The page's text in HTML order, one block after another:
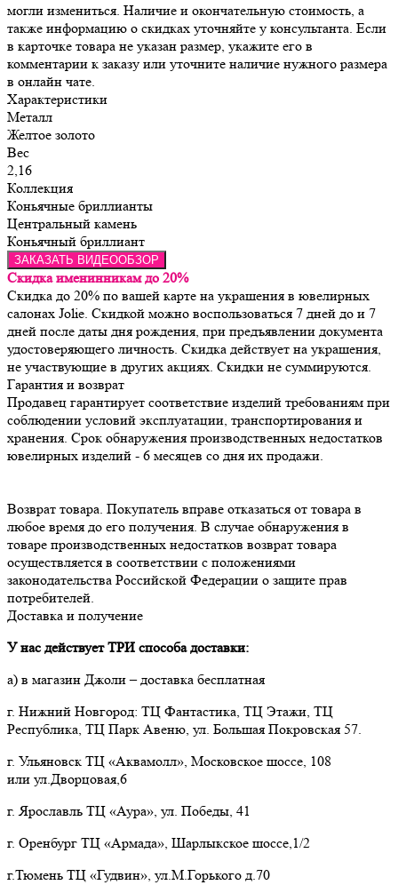
могли измениться. Наличие и окончательную стоимость, а
также информацию о скидках уточняйте у консультанта. Если
в карточке товара не указан размер, укажите его в
комментарии к заказу или уточните наличие нужного размера
в онлайн чате.
Характеристики
Металл
Желтое золото
Вес
2,16
Коллекция
Коньячные бриллианты
Центральный камень
Коньячный бриллиант
ЗАКАЗАТЬ ВИДЕООБЗОР
Скидка именинникам до 20%
Скидка до 20% по вашей карте на украшения в ювелирных
салонах Jolie. Скидкой можно воспользоваться 7 дней до и 7
дней после даты дня рождения, при предъявлении документа
удостоверяющего личность. Скидка действует на украшения,
не участвующие в других акциях. Скидки не суммируются.
Гарантия и возврат
Продавец гарантирует соответствие изделий требованиям при
соблюдении условий эксплуатации, транспортирования и
хранения. Срок обнаружения производственных недостатков
Возврат товара. Покупатель вправе отказаться от товара в
любое время до его получения. В случае обнаружения в
товаре производственных недостатков возврат товара
осуществляется в соответствии с положениями
законодательства Российской Федерации о защите прав
потребителей.
Доставка и получение
У нас действует ТРИ способа доставки:
а) в магазин Джоли – доставка бесплатная
г. Нижний Новгород: ТЦ Фантастика, ТЦ Этажи, ТЦ
Республика, ТЦ Парк Авеню, ул. Большая Покровская 57.
г. Ульяновск ТЦ «Аквамолл», Московское шоссе, 108
или ул.Дворцовая,6
г. Ярославль ТЦ «Аура», ул. Победы, 41
г. Оренбург ТЦ «Армада», Шарлыкское шоссе,1/2
г.Тюмень ТЦ «Гудвин», ул.М.Горького д.70